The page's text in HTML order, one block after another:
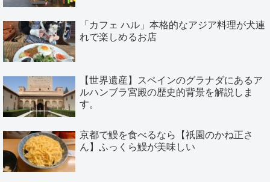
「カフェ ハル」本格的なアジア料理が犬連
れで楽しめるお店
【世界遺産】スペインのグラナダにあるア
ルハンブラ宮殿の歴史的背景を解説しま
す。
京都で鰻を食べるなら【祇園のかね正さ
ん】ふっくら鰻が美味しい